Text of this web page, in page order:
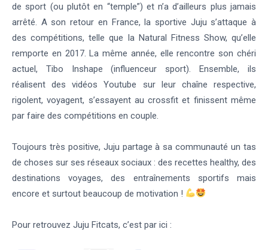
de sport (ou plutôt en “temple”) et n’a d’ailleurs plus jamais
arrêté. A son retour en France, la sportive Juju s’attaque à
des compétitions, telle que la Natural Fitness Show, qu’elle
remporte en 2017. La même année, elle rencontre son chéri
actuel, Tibo Inshape (influenceur sport). Ensemble, ils
réalisent des vidéos Youtube sur leur chaîne respective,
rigolent, voyagent, s’essayent au crossfit et finissent même
par faire des compétitions en couple.
Toujours très positive, Juju partage à sa communauté un tas
de choses sur ses réseaux sociaux : des recettes healthy, des
destinations voyages, des entraînements sportifs mais
encore et surtout beaucoup de motivation !
Pour retrouvez Juju Fitcats, c’est par ici :